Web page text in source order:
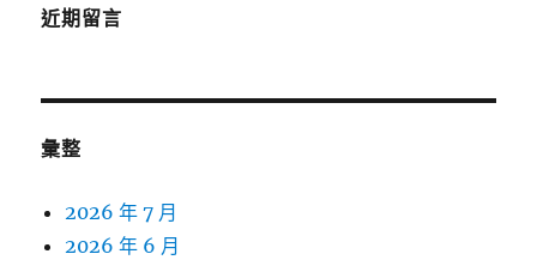
近期留言
彙整
2026 年 7 月
2026 年 6 月